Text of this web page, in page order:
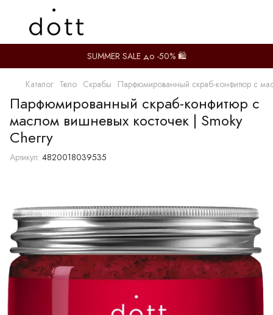
SUMMER SALE до -50% 🛍️
Каталог Тело Скрабы Парфюмированный скраб-конфитюр с
Парфюмированный скраб-конфитюр с
маслом вишневых косточек | Smoky
Cherry
Артикул: 4820018039535